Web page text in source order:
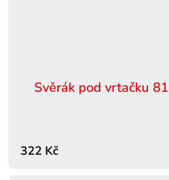
Svěrák pod vrtačku
322 Kč